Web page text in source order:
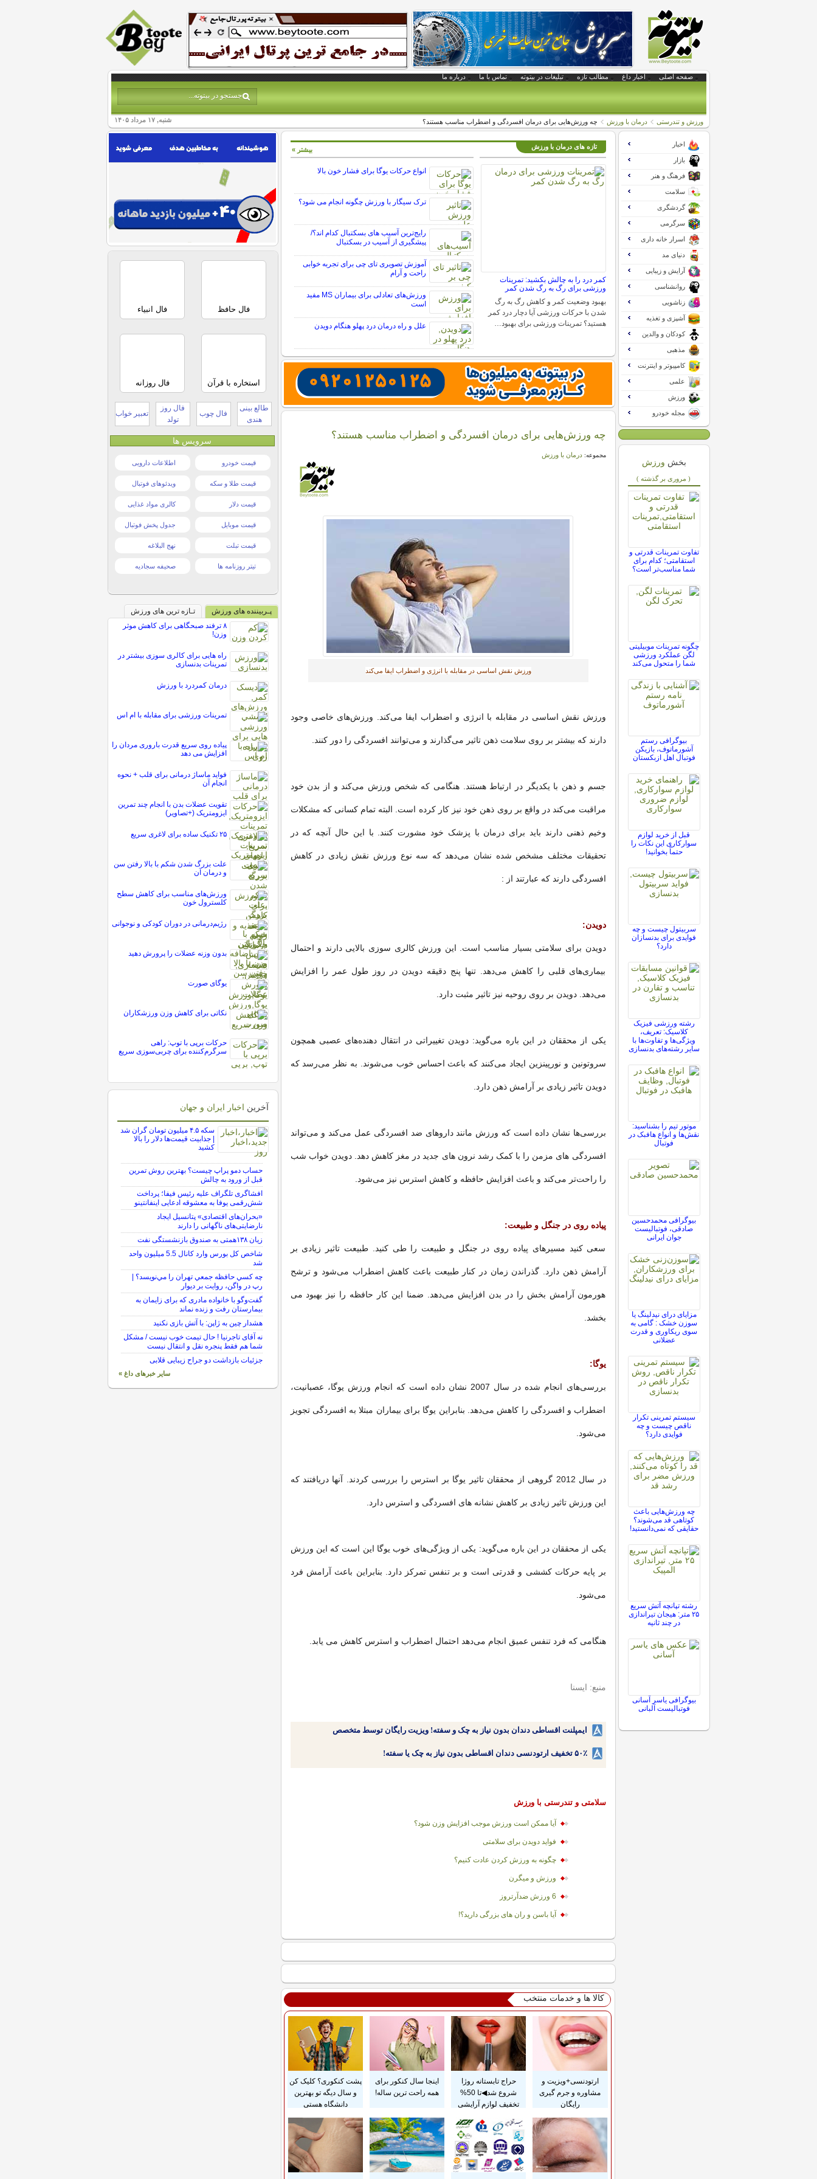
صفحه اصلی اخبار داغ مطالب تازه تبلیغات در بیتوته تماس با ما درباره ما
شنبه, ۱۷ مرداد ۱۴۰۵ ورزش و تندرستی درمان با ورزش چه ورزش‌هایی برای درمان افسردگی و اضطراب مناسب هستند؟
تازه های درمان با ورزش
کمر درد را به چالش بکشید: تمرینات
ورزشی برای رگ به رگ شدن کمر
بهبود وضعیت کمر و کاهش رگ به رگ
شدن با حرکات ورزشی آیا دچار درد کمر
هستید؟ تمرینات ورزشی برای بهبود…
انواع حرکات یوگا برای فشار خون بالا
ترک سیگار با ورزش چگونه انجام می شود؟
رایج‌ترین آسیب های بسکتبال کدام اند؟/
پیشگیری از آسیب در بسکتبال
آموزش تصویری تای چی برای تجربه خوابی
راحت و آرام
ورزش‌های تعادلی برای بیماران MS مفید
است
علل و راه درمان درد پهلو هنگام دویدن
بیشتر »
چه ورزش‌هایی برای درمان افسردگی و اضطراب مناسب هستند؟
مجموعه:درمان با ورزش
ورزش نقش اساسی در مقابله با انرژی و اضطراب ایفا می‌کند‎
ورزش نقش اساسی در مقابله با انرژی و اضطراب ایفا می‌کند. ورزش‌های خاصی وجود
دارند که بیشتر بر روی سلامت ذهن تاثیر می‌گذارند و می‌توانند افسردگی را دور کنند.
جسم و ذهن با یکدیگر در ارتباط هستند. هنگامی که شخص ورزش می‌کند و از بدن خود
مراقبت می‌کند در واقع بر روی ذهن خود نیز کار کرده است. البته تمام کسانی که مشکلات
وخیم ذهنی دارند باید برای درمان با پزشک خود مشورت کنند. با این حال آنچه که در
تحقیقات مختلف مشخص شده نشان می‌دهد که سه نوع ورزش نقش زیادی در کاهش
افسردگی دارند که عبارتند از :
دویدن:
دویدن برای سلامتی بسیار مناسب است. این ورزش کالری سوزی بالایی دارند و احتمال
بیماری‌های قلبی را کاهش می‌دهد. تنها پنج ‌دقیقه دویدن در روز طول عمر را افزایش
می‌دهد. دویدن بر روی روحیه نیز تاثیر مثبت دارد.
یکی از محققان در این باره می‌گوید: دویدن تغییراتی در انتقال دهنده‌های عصبی همچون
سروتونین و نورپینزین ایجاد می‌کنند که باعث احساس خوب می‌شوند. به نظر می‌رسد که
دویدن تاثیر زیادی بر آرامش ذهن دارد.
بررسی‌ها نشان داده است که ورزش مانند داروهای ضد افسردگی عمل می‌کند و می‌تواند
افسردگی های مزمن را با کمک رشد نرون های جدید در مغز کاهش دهد. دویدن خواب شب
را راحت‌تر می‌کند و باعث افزایش حافظه و کاهش استرس نیز می‌شود.
پیاده روی در جنگل و طبیعت:
سعی کنید مسیرهای پیاده روی در جنگل و طبیعت را طی کنید. طبیعت تاثیر زیادی بر
آرامش ذهن دارد. گذراندن زمان در کنار طبیعت باعث کاهش اضطراب می‌شود و ترشح
هورمون آرامش بخش را در بدن افزایش می‌دهد. ضمنا این کار حافظه را نیز بهبود می
بخشد.
یوگا:
بررسی‌های انجام شده در سال 2007 نشان داده است که انجام ورزش یوگا، عصبانیت،
اضطراب و افسردگی را کاهش می‌دهد. بنابراین یوگا برای بیماران مبتلا به افسردگی تجویز
می‌شود.
در سال 2012 گروهی از محققان تاثیر یوگا بر استرس را بررسی کردند. آنها دریافتند که
این ورزش تاثیر زیادی بر کاهش نشانه های افسردگی و استرس دارد.
یکی از محققان در این باره می‌گوید: یکی از ویژگی‌های خوب یوگا این است که این ورزش
بر پایه حرکات کششی و قدرتی است و بر تنفس تمرکز دارد. بنابراین باعث آرامش فرد
می‌شود.
هنگامی که فرد تنفس عمیق انجام می‌دهد احتمال اضطراب و استرس کاهش می یابد.
منبع: ایسنا
ایمپلنت اقساطی دندان بدون نیاز به چک و سفته! ویزیت رایگان توسط متخصص
۵۰٪ تخفیف ارتودنسی دندان اقساطی بدون نیاز به چک یا سفته!
سلامتی و تندرستی با ورزش
آيا ممكن است ورزش موجب افزايش وزن شود؟
فواید دویدن برای سلامتی
چگونه به ورزش کردن عادت کنيم؟
ورزش و ميگرن
6 ورزش ضدآرتروز
آیا باسن و ران های بزرگی دارید؟!
کالا ها و خدمات منتخب
ارتودنسی+ویزیت و
مشاوره و جرم گیری
رایگان
حراج تابستانه روژا
شروع شد◀تا 50%
تخفیف لوازم آرایشی
اینجا سال کنکور برای
همه راحت ترین ساله!
پشت کنکوری؟ کلیک کن
و سال دیگه تو بهترین
دانشگاه هستی
اخبار
بازار
فرهنگ و هنر
سلامت
گردشگری
سرگرمی
اسرار خانه داری
دنیای مد
آرایش و زیبایی
روانشناسی
زناشویی
آشپزی و تغذیه
کودکان و والدین
مذهبی
کامپیوتر و اینترنت
علمی
ورزش
مجله خودرو
بخش ورزش
( مروری بر گذشته )
تفاوت تمرینات قدرتی و
استقامتی؛ کدام برای
شما مناسب‌تر است؟
چگونه تمرینات موبیلیتی
لگن عملکرد ورزشی
شما را متحول می‌کند
بیوگرافی رستم
آشورماتوف، بازیکن
فوتبال اهل ازبکستان
قبل از خرید لوازم
سوارکاری این نکات را
حتماً بخوانید!
سربیتول چیست و چه
فوایدی برای بدنسازان
دارد؟
رشته ورزشی فیزیک
کلاسیک: تعریف،
ویژگی‌ها و تفاوت‌ها با
سایر رشته‌های بدنسازی
موتور تیم را بشناسید:
نقش‌ها و انواع هافبک در
فوتبال
بیوگرافی محمدحسین
صادقی، فوتبالیست
جوان ایرانی
مزایای درای نیدلینگ یا
سوزن خشک : گامی به
سوی ریکاوری و قدرت
عضلانی
سیستم تمرینی تکرار
ناقص چیست و چه
فوایدی دارد؟
چه ورزش‌هایی باعث
کوتاهی قد می‌شوند؟
حقایقی که نمی‌دانستید!
رشته تپانچه آتش سریع
۲۵ متر: هیجان تیراندازی
در چند ثانیه
بیوگرافی یاسر آسانی
فوتبالیست آلبانی
فال حافظ فال انبیاء
استخاره با قرآن فال روزانه
طالع بینی
هندی
فال چوب
فال روز
تولد
تعبیر خواب
سرویس ها
قیمت خودرو اطلاعات دارویی
قیمت طلا و سکه ویدئوهای فوتبال
قیمت دلار کالری مواد غذایی
قیمت موبایل جدول پخش فوتبال
قیمت تبلت نهج البلاغه
تیتر روزنامه ها صحیفه سجادیه
پـربیننده های ورزش
تـازه ترین های ورزش
۸ ترفند صبحگاهی برای کاهش موثر
وزن!
راه هایی برای کالری سوزی بیشتر در
تمرینات بدنسازی
درمان کمردرد با ورزش
تمرینات ورزشی برای مقابله با ام اس
پیاده روی سریع قدرت باروری مردان را
افزایش می دهد
فواید ماساژ درمانی برای قلب + نحوه
انجام آن
تقویت عضلات بدن با انجام چند تمرین
ایزومتریک (+تصاویر)
۲۵ تکنیک ساده برای لاغری سریع
علت بزرگ شدن شکم با بالا رفتن سن
و درمان آن
ورزش‌های مناسب برای کاهش سطح
کلسترول خون
رژیم‌درمانی در دوران کودکی و نوجوانی
بدون وزنه عضلات را پرورش دهید
یوگای صورت
نکاتی برای کاهش وزن ورزشکاران
حرکات برپی با توپ: راهی
سرگرم‌کننده برای چربی‌سوزی سریع
آخرین اخبار ایران و جهان
سکه ۴.۵ میلیون تومان گران شد
| جذابیت قیمت‌ها دلار را بالا
کشید
حساب دمو پراپ چیست؟ بهترین روش تمرین
قبل از ورود به چالش
افشاگری تلگراف علیه رئیس فیفا؛ پرداخت
شش‌رقمی یوفا به معشوقه ادعایی اینفانتینو
«بحران‌های اقتصادی» پتانسیل ایجاد
نارضایتی‌های ناگهانی را دارند
زیان ۱۳۸همتی به صندوق بازنشستگی نفت
شاخص کل بورس وارد کانال 5.5 میلیون واحد
شد
چه كسي حافظه جمعي تهران را مي‌نويسد؟ |
رپ در واگن، روايت بر ديوار
گفت‌وگو با خانواده مادری که برای زایمان به
بیمارستان رفت و زنده نماند
هشدار چین به ژاپن: با آتش بازی نکنید
نه آقای تاجرنیا ! حال تیمت خوب نیست / مشکل
شما هم فقط پنجره نقل و انتقال نیست
جزئیات بازداشت دو جراح زیبایی قلابی
سایر خبرهای داغ »